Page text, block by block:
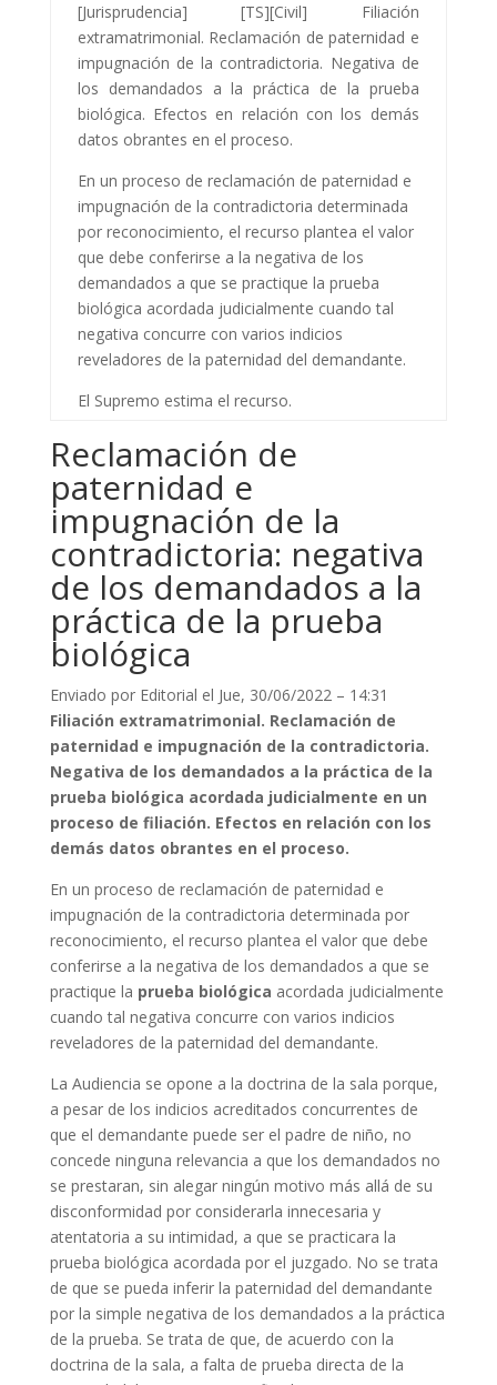
[Jurisprudencia] [TS][Civil] Filiación
extramatrimonial. Reclamación de paternidad e
impugnación de la contradictoria. Negativa de
los demandados a la práctica de la prueba
biológica. Efectos en relación con los demás
datos obrantes en el proceso.
En un proceso de reclamación de paternidad e
impugnación de la contradictoria determinada
por reconocimiento, el recurso plantea el valor
que debe conferirse a la negativa de los
demandados a que se practique la prueba
biológica acordada judicialmente cuando tal
negativa concurre con varios indicios
reveladores de la paternidad del demandante.
El Supremo estima el recurso.
Reclamación de
paternidad e
impugnación de la
contradictoria: negativa
de los demandados a la
práctica de la prueba
biológica
Enviado por Editorial el Jue, 30/06/2022 – 14:31
Filiación extramatrimonial. Reclamación de
paternidad e impugnación de la contradictoria.
Negativa de los demandados a la práctica de la
prueba biológica acordada judicialmente en un
proceso de filiación. Efectos en relación con los
demás datos obrantes en el proceso.
En un proceso de reclamación de paternidad e
impugnación de la contradictoria determinada por
reconocimiento, el recurso plantea el valor que debe
conferirse a la negativa de los demandados a que se
practique la prueba biológica acordada judicialmente
cuando tal negativa concurre con varios indicios
reveladores de la paternidad del demandante.
La Audiencia se opone a la doctrina de la sala porque,
a pesar de los indicios acreditados concurrentes de
que el demandante puede ser el padre de niño, no
concede ninguna relevancia a que los demandados no
se prestaran, sin alegar ningún motivo más allá de su
disconformidad por considerarla innecesaria y
atentatoria a su intimidad, a que se practicara la
prueba biológica acordada por el juzgado. No se trata
de que se pueda inferir la paternidad del demandante
por la simple negativa de los demandados a la práctica
de la prueba. Se trata de que, de acuerdo con la
doctrina de la sala, a falta de prueba directa de la